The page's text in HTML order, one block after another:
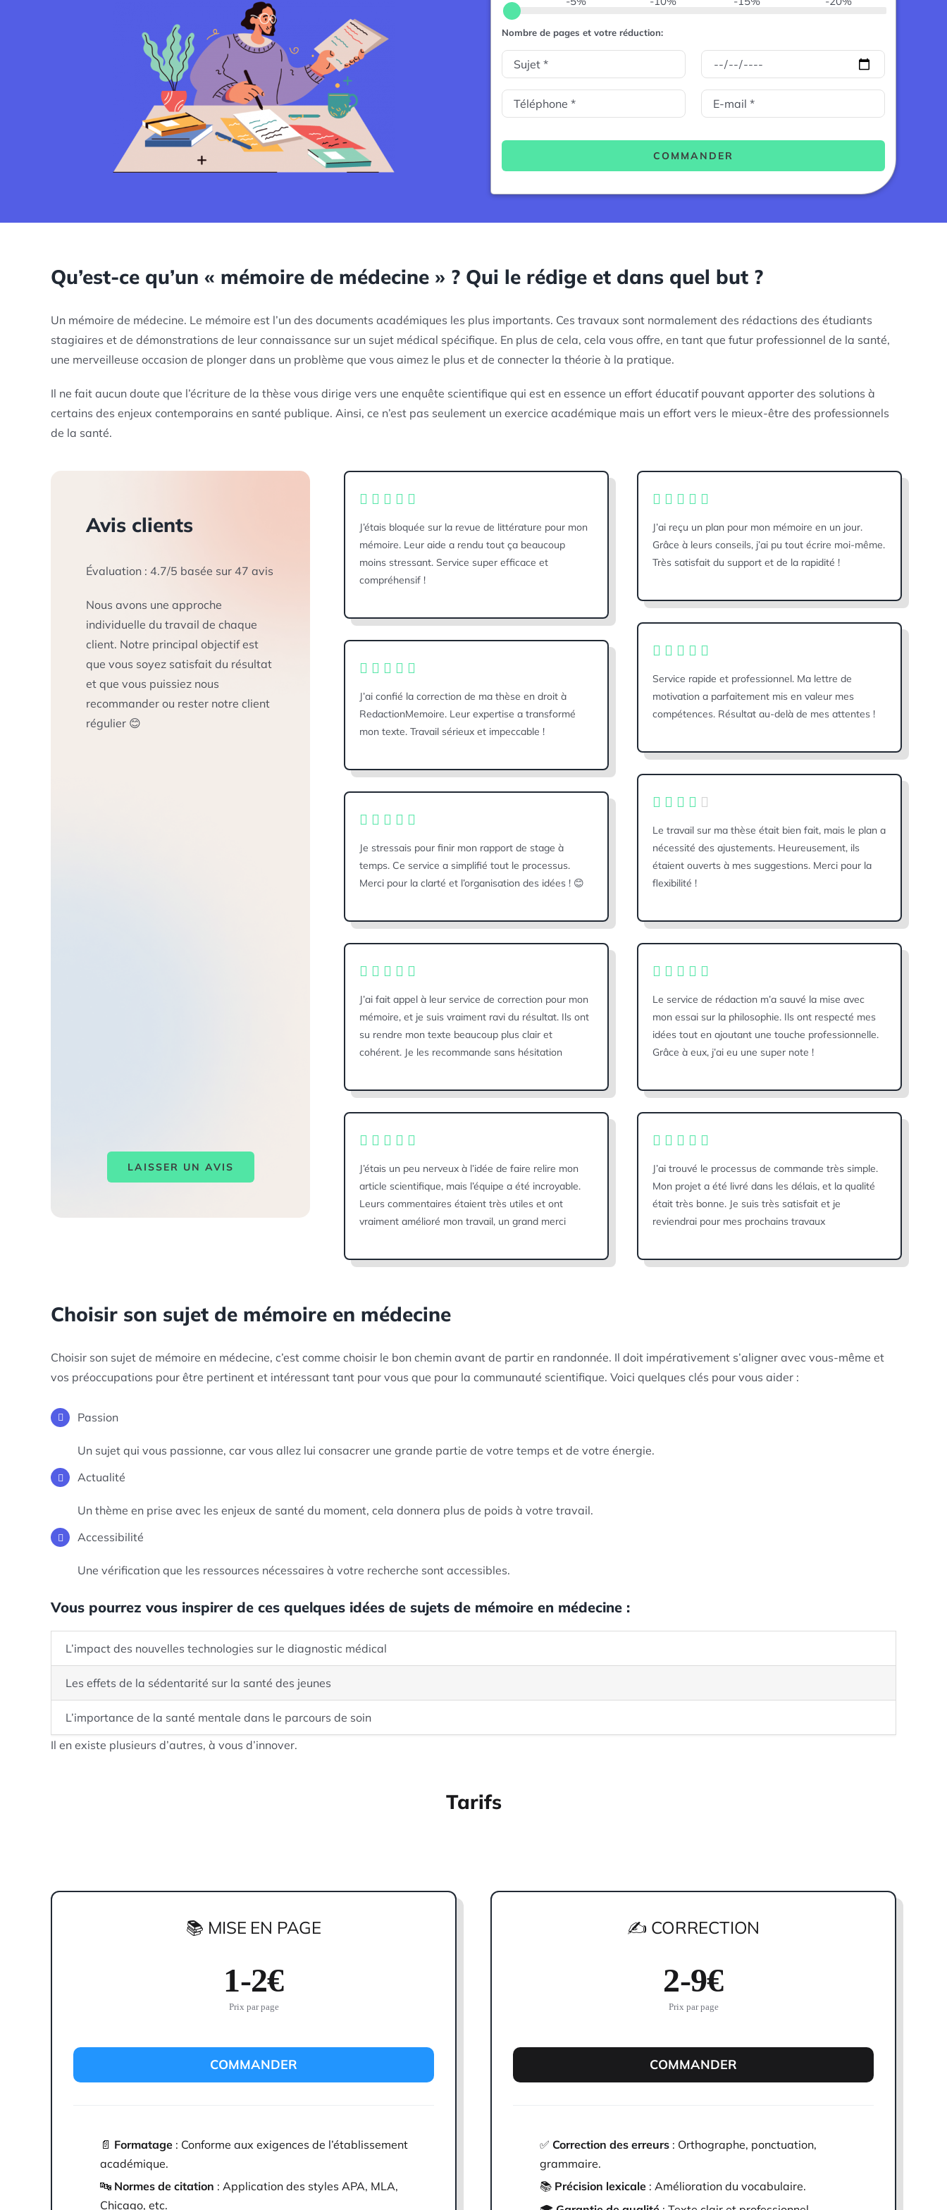
Nombre de pages et votre réduction:
COMMANDER
Qu’est-ce qu’un « mémoire de médecine » ? Qui le rédige et dans quel but ?
Un mémoire de médecine. Le mémoire est l’un des documents académiques les plus importants. Ces travaux sont normalement des rédactions des étudiants
stagiaires et de démonstrations de leur connaissance sur un sujet médical spécifique. En plus de cela, cela vous offre, en tant que futur professionnel de la santé,
une merveilleuse occasion de plonger dans un problème que vous aimez le plus et de connecter la théorie à la pratique.
Il ne fait aucun doute que l’écriture de la thèse vous dirige vers une enquête scientifique qui est en essence un effort éducatif pouvant apporter des solutions à
certains des enjeux contemporains en santé publique. Ainsi, ce n’est pas seulement un exercice académique mais un effort vers le mieux-être des professionnels
de la santé.
Avis clients
Évaluation : 4.7/5 basée sur 47 avis
Nous avons une approche
individuelle du travail de chaque
client. Notre principal objectif est
que vous soyez satisfait du résultat
et que vous puissiez nous
recommander ou rester notre client
régulier 😊
LAISSER UN AVIS
J’étais bloquée sur la revue de littérature pour mon
mémoire. Leur aide a rendu tout ça beaucoup
moins stressant. Service super efficace et
compréhensif !
J’ai confié la correction de ma thèse en droit à
RedactionMemoire. Leur expertise a transformé
mon texte. Travail sérieux et impeccable !
Je stressais pour finir mon rapport de stage à
temps. Ce service a simplifié tout le processus.
Merci pour la clarté et l’organisation des idées ! 😊
J’ai fait appel à leur service de correction pour mon
mémoire, et je suis vraiment ravi du résultat. Ils ont
su rendre mon texte beaucoup plus clair et
cohérent. Je les recommande sans hésitation
J’étais un peu nerveux à l’idée de faire relire mon
article scientifique, mais l’équipe a été incroyable.
Leurs commentaires étaient très utiles et ont
vraiment amélioré mon travail, un grand merci
J’ai reçu un plan pour mon mémoire en un jour.
Grâce à leurs conseils, j’ai pu tout écrire moi-même.
Très satisfait du support et de la rapidité !
Service rapide et professionnel. Ma lettre de
motivation a parfaitement mis en valeur mes
compétences. Résultat au-delà de mes attentes !
Le travail sur ma thèse était bien fait, mais le plan a
nécessité des ajustements. Heureusement, ils
étaient ouverts à mes suggestions. Merci pour la
flexibilité !
Le service de rédaction m’a sauvé la mise avec
mon essai sur la philosophie. Ils ont respecté mes
idées tout en ajoutant une touche professionnelle.
Grâce à eux, j’ai eu une super note !
J’ai trouvé le processus de commande très simple.
Mon projet a été livré dans les délais, et la qualité
était très bonne. Je suis très satisfait et je
reviendrai pour mes prochains travaux
Choisir son sujet de mémoire en médecine
Choisir son sujet de mémoire en médecine, c’est comme choisir le bon chemin avant de partir en randonnée. Il doit impérativement s’aligner avec vous-même et
vos préoccupations pour être pertinent et intéressant tant pour vous que pour la communauté scientifique. Voici quelques clés pour vous aider :
Passion
Un sujet qui vous passionne, car vous allez lui consacrer une grande partie de votre temps et de votre énergie.
Actualité
Un thème en prise avec les enjeux de santé du moment, cela donnera plus de poids à votre travail.
Accessibilité
Une vérification que les ressources nécessaires à votre recherche sont accessibles.
Vous pourrez vous inspirer de ces quelques idées de sujets de mémoire en médecine :
L’impact des nouvelles technologies sur le diagnostic médical
Les effets de la sédentarité sur la santé des jeunes
L’importance de la santé mentale dans le parcours de soin
Il en existe plusieurs d’autres, à vous d’innover.
Tarifs
📚 MISE EN PAGE
1-2€
Prix par page
COMMANDER
📄 Formatage : Conforme aux exigences de l’établissement
académique.
🔤 Normes de citation : Application des styles APA, MLA,
Chicago, etc.
✍️ CORRECTION
2-9€
Prix par page
COMMANDER
✅ Correction des erreurs : Orthographe, ponctuation,
grammaire.
📚 Précision lexicale : Amélioration du vocabulaire.